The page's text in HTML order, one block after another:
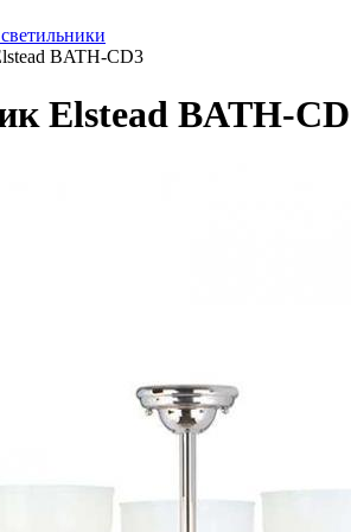
BATH-CD3
Elstead BATH-